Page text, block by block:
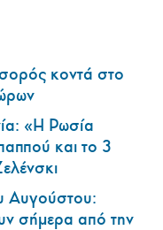
κοντά στο
«Η Ρωσία
και το 3
Αυγούστου:
σήμερα από την